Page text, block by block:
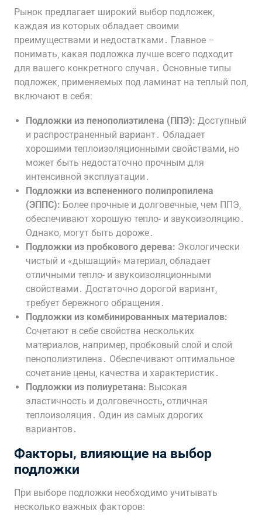
Рынок предлагает широкий выбор подложек‚
каждая из которых обладает своими
преимуществами и недостатками․ Главное –
понимать‚ какая подложка лучше всего подходит
для вашего конкретного случая․ Основные типы
подложек‚ применяемых под ламинат на теплый пол‚
включают в себя:
Подложки из пенополиэтилена (ППЭ): Доступный
и распространенный вариант․ Обладает
хорошими теплоизоляционными свойствами‚ но
может быть недостаточно прочным для
интенсивной эксплуатации․
Подложки из вспененного полипропилена
(ЭППС): Более прочные и долговечные‚ чем ППЭ‚
обеспечивают хорошую тепло- и звукоизоляцию․
Однако‚ могут быть дороже․
Подложки из пробкового дерева: Экологически
чистый и «дышащий» материал‚ обладает
отличными тепло- и звукоизоляционными
свойствами․ Достаточно дорогой вариант‚
требует бережного обращения․
Подложки из комбинированных материалов:
Сочетают в себе свойства нескольких
материалов‚ например‚ пробковый слой и слой
пенополиэтилена․ Обеспечивают оптимальное
сочетание цены‚ качества и характеристик․
Подложки из полиуретана: Высокая
эластичность и долговечность‚ отличная
теплоизоляция․ Один из самых дорогих
вариантов․
Факторы‚ влияющие на выбор
подложки
При выборе подложки необходимо учитывать
несколько важных факторов: